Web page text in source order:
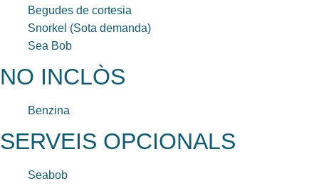
Begudes de cortesia
Snorkel (Sota demanda)
Sea Bob
NO INCLÒS
Benzina
SERVEIS OPCIONALS
Seabob